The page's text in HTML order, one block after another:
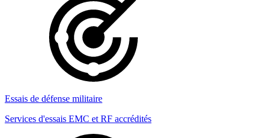
Essais de défense militaire
Services d'essais EMC et RF accrédités